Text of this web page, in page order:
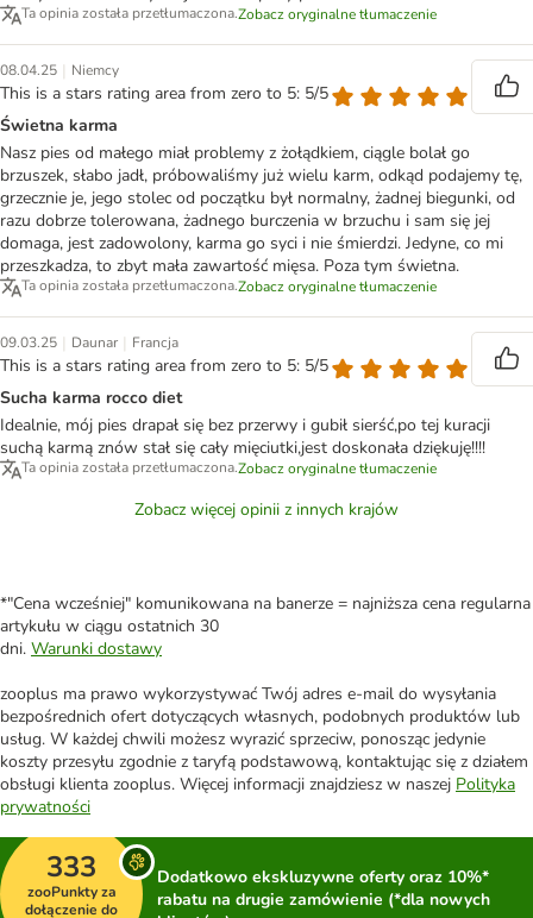
Ta opinia została przetłumaczona.Zobacz oryginalne tłumaczenie
08.04.25 | Niemcy
This is a stars rating area from zero to 5: 5/5
Świetna karma
Nasz pies od małego miał problemy z żołądkiem, ciągle bolał go
brzuszek, słabo jadł, próbowaliśmy już wielu karm, odkąd podajemy tę,
grzecznie je, jego stolec od początku był normalny, żadnej biegunki, od
razu dobrze tolerowana, żadnego burczenia w brzuchu i sam się jej
domaga, jest zadowolony, karma go syci i nie śmierdzi. Jedyne, co mi
przeszkadza, to zbyt mała zawartość mięsa. Poza tym świetna.
Ta opinia została przetłumaczona.Zobacz oryginalne tłumaczenie
09.03.25 | Daunar | Francja
This is a stars rating area from zero to 5: 5/5
Sucha karma rocco diet
Idealnie, mój pies drapał się bez przerwy i gubił sierść,po tej kuracji
suchą karmą znów stał się cały mięciutki,jest doskonała dziękuję!!!!
Ta opinia została przetłumaczona.Zobacz oryginalne tłumaczenie
Zobacz więcej opinii z innych krajów
*"Cena wcześniej" komunikowana na banerze = najniższa cena regularna
artykułu w ciągu ostatnich 30
dni. Warunki dostawy
zooplus ma prawo wykorzystywać Twój adres e-mail do wysyłania
bezpośrednich ofert dotyczących własnych, podobnych produktów lub
usług. W każdej chwili możesz wyrazić sprzeciw, ponosząc jedynie
koszty przesyłu zgodnie z taryfą podstawową, kontaktując się z działem
obsługi klienta zooplus. Więcej informacji znajdziesz w naszej Polityka
prywatności
333
zooPunkty za
dołączenie do
Dodatkowo ekskluzywne oferty oraz 10%*
rabatu na drugie zamówienie (*dla nowych